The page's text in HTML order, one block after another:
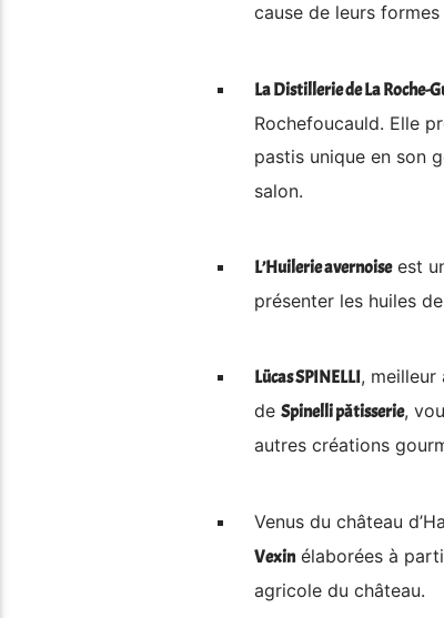
cause de leurs
La Distillerie de La Roche-
Rochefoucauld. Elle
pastis unique en son
salon.
L’Huilerie avernoiseest
présenter les huiles
Lücas SPINELLI, meilleur
de Spinelli pâtisserie,
autres créations
Venus du château
Vexinélaborées à
agricole du château.